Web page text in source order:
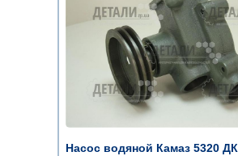
Насос водяной Камаз 5320 ДК